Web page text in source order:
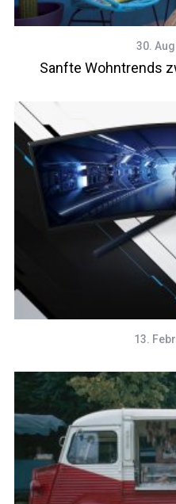
30.
Sanfte Wohntrends
13.